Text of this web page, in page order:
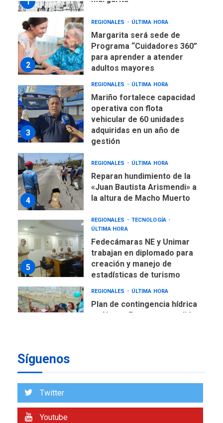
2
REGIONALES ÚLTIMA HORA
Margarita será sede de
Programa “Cuidadores 360”
para aprender a atender
adultos mayores
3
REGIONALES ÚLTIMA HORA
Mariño fortalece capacidad
operativa con flota
vehicular de 60 unidades
adquiridas en un año de
gestión
4
REGIONALES ÚLTIMA HORA
Reparan hundimiento de la
«Juan Bautista Arismendi» a
la altura de Macho Muerto
5
REGIONALES
TECNOLOGÍA
ÚLTIMA HORA
Fedecámaras NE y Unimar
trabajan en diplomado para
creación y manejo de
estadísticas de turismo
REGIONALES ÚLTIMA HORA
Plan de contingencia hídrica
en Nueva Esparta consolida
7
Síguenos
Twitter
Youtube